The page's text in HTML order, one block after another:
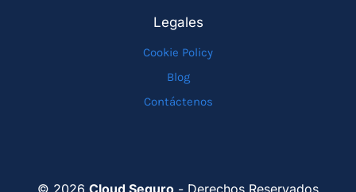
Legales
Cookie Policy
Blog
Contáctenos
© 2026 Cloud Seguro - Derechos Reservados